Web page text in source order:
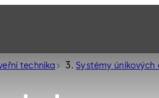
technika Systémy